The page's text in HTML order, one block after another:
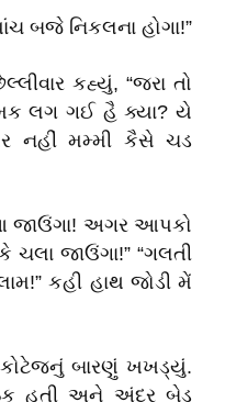
બજે નિકલના હોગા!”
કહ્યું, “જરા તો
લગ ગઈ હૈ ક્યા? યે
મમ્મી કૈસે ચડ
જાઉંગા! અગર આપકો
ચલા જાઉંગા!” “ગલતી
કહી હાથ જોડી મેં
કોટેજનું બારણું ખખડ્યું.
હતી અને અંદર બેડ